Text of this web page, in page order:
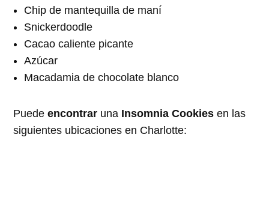
Chip de mantequilla de maní
Snickerdoodle
Cacao caliente picante
Azúcar
Macadamia de chocolate blanco
Puedeencontrar una Insomnia Cookies en las
siguientes ubicaciones en Charlotte: